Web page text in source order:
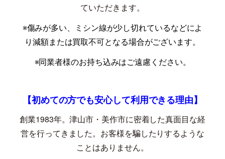
ていただきます。
※傷みが多い、ミシン線が少し切れているなどによ
り減額または買取不可となる場合がございます。
※同業者様のお持ち込みはご遠慮ください。
【初めての方でも安心して利用できる理由】
創業1983年。津山市・美作市に密着した真面目な経
営を行ってきました。お客様を騙したりするような
ことはありません。